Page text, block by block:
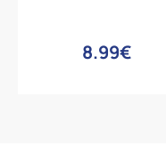
8.99€